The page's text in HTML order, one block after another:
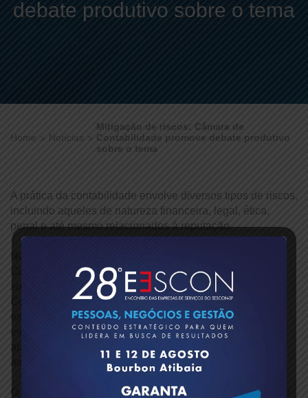
debate produtivo sobre o tema
Home Notícias
Mitigação de riscos: Câmara de
Contabilidade promove debate produtivo
sobre o tema
A prática da contabilidade envolve diversos tipos de riscos,
incluindo aqueles de natureza financeira, legal, ética,
penal e até mesmo relacionados à reputação.
Contabilidade do Sescon-SP promoveu uma discussão
sobre o tema “Mitigação de Riscos para Empresas
Contábeis”, proporcionando uma valiosa troca de
experiências entre os empresários do setor. Durante o
evento, os participantes tiveram a oportunidade de
aprender sobre estratégias e ações que podem ser
adotadas para minimizar essas ameaças.
O debate contou com as presenças do vice-presidente de